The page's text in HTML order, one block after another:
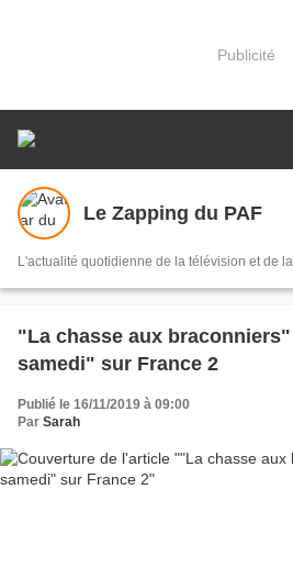
Publicité
Le Zapping du PAF
L'actualité quotidienne de la télévision et de
"La chasse aux
samedi" sur France 2
Publié le 16/11/2019 à 09:00
Par Sarah